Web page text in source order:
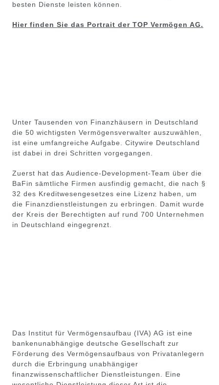
besten Dienste leisten können.
Hier finden Sie das Portrait der TOP Vermögen AG.
Unter Tausenden von Finanzhäusern in Deutschland
die 50 wichtigsten Vermögensverwalter auszuwählen,
ist eine umfangreiche Aufgabe. Citywire Deutschland
ist dabei in drei Schritten vorgegangen.
Zuerst hat das Audience-Development-Team über die
BaFin sämtliche Firmen ausfindig gemacht, die nach §
32 des Kreditwesengesetzes eine Lizenz haben, um
die Finanzdienstleistungen zu erbringen. Damit wurde
der Kreis der Berechtigten auf rund 700 Unternehmen
in Deutschland eingegrenzt.
Das Institut für Vermögensaufbau (IVA) AG ist eine
bankenunabhängige deutsche Gesellschaft zur
Förderung des Vermögensaufbaus von Privatanlegern
durch die Erbringung unabhängiger
finanzwissenschaftlicher Dienstleistungen. Eine